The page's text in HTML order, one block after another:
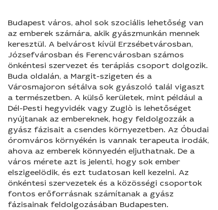
Budapest város, ahol sok szociális lehetőség van
az emberek számára, akik gyászmunkán mennek
keresztül. A belvárost kívül Erzsébetvárosban,
Józsefvárosban és Ferencvárosban számos
önkéntesi szervezet és terápiás csoport dolgozik.
Buda oldalán, a Margit-szigeten és a
Városmajoron sétálva sok gyászoló talál vigaszt
a természetben. A külső kerületek, mint például a
Dél-Pesti hegyvidék vagy Zuglò is lehetőséget
nyújtanak az embereknek, hogy feldolgozzák a
gyász fázisait a csendes környezetben. Az Óbudai
óromváros környékén is vannak terapeuta irodák,
ahova az emberek könnyedén eljuthatnak. De a
város mérete azt is jelenti, hogy sok ember
elszigeelödik, és ezt tudatosan kell kezelni. Az
önkéntesi szervezetek és a közösségi csoportok
fontos erőforrásnak számítanak a gyász
fázisainak feldolgozásában Budapesten.